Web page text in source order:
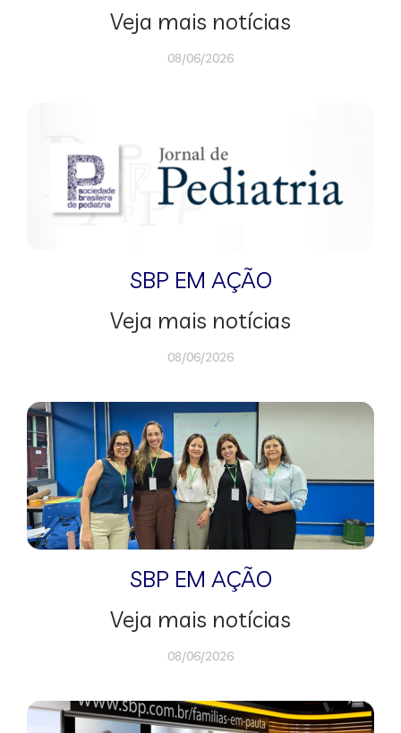
Veja mais notícias
08/06/2026
SBP EM AÇÃO
Veja mais notícias
08/06/2026
SBP EM AÇÃO
Veja mais notícias
08/06/2026